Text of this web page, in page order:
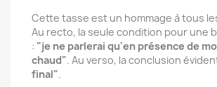
Cette tasse est un hommage à tous
Au recto, la seule condition pour une
: "je ne parlerai qu'en présence de
chaud". Au verso, la conclusion
final".